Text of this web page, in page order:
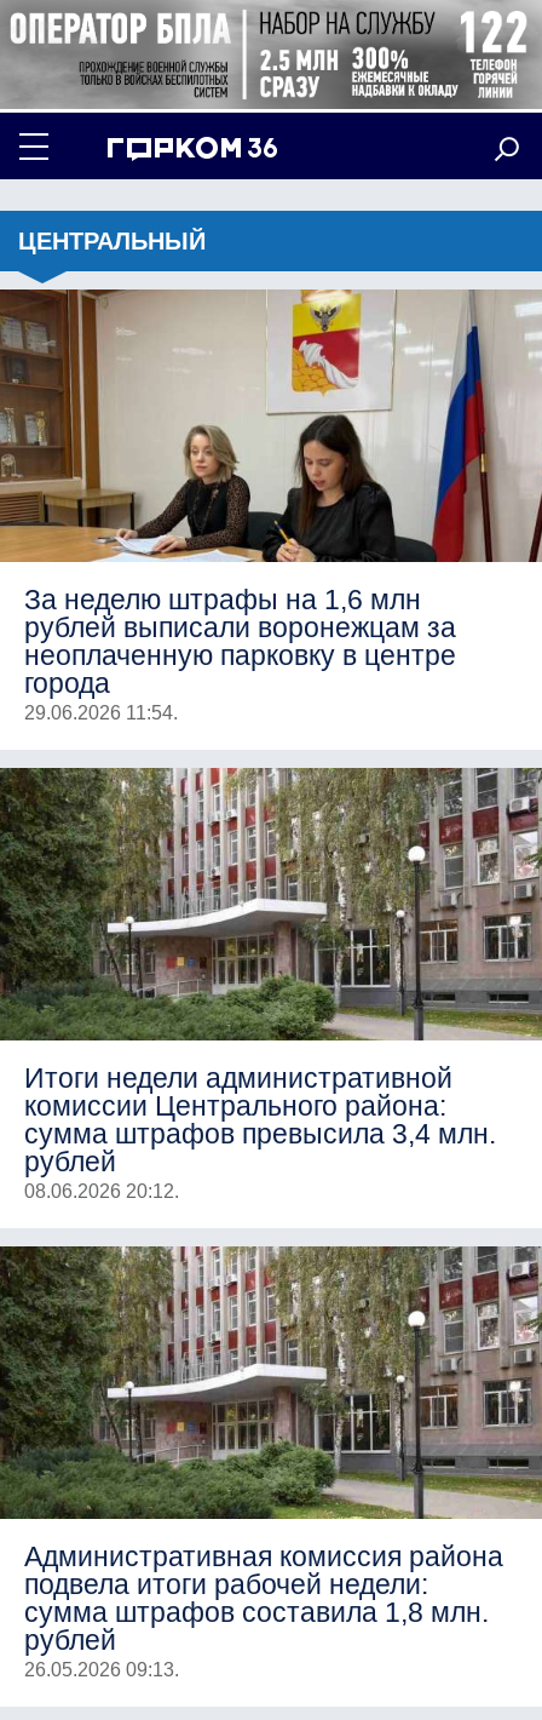
ЦЕНТРАЛЬНЫЙ
За неделю штрафы на 1,6 млн
рублей выписали воронежцам за
неоплаченную парковку в центре
города
29.06.2026 11:54.
Итоги недели административной
комиссии Центрального района:
сумма штрафов превысила 3,4 млн.
рублей
08.06.2026 20:12.
Административная комиссия района
подвела итоги рабочей недели:
сумма штрафов составила 1,8 млн.
рублей
26.05.2026 09:13.